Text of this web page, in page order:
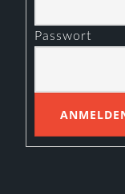
Passwort